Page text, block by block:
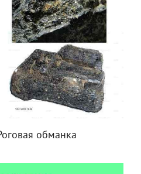
обманка